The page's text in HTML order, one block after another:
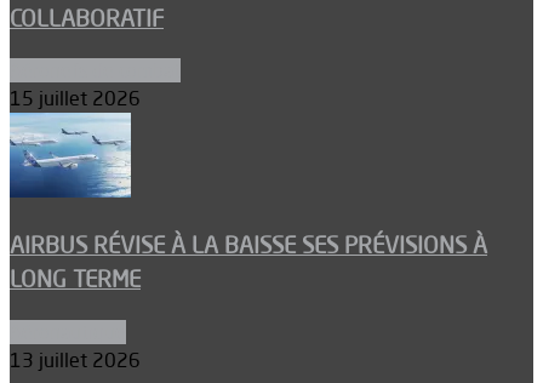
COLLABORATIF
15 juillet 2026
AIRBUS RÉVISE À LA BAISSE SES PRÉVISIONS À
LONG TERME
13 juillet 2026